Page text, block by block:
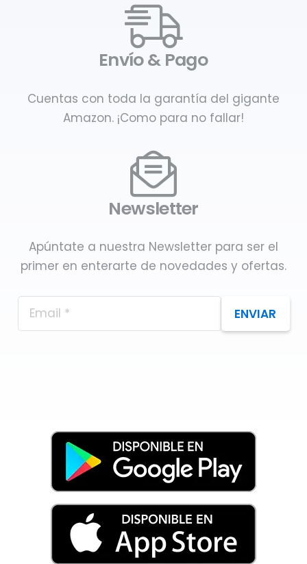
Envío & Pago
Cuentas con toda la garantía del gigante
Amazon. ¡Como para no fallar!
Newsletter
Apúntate a nuestra Newsletter para ser el
primer en enterarte de novedades y ofertas.
ENVIAR